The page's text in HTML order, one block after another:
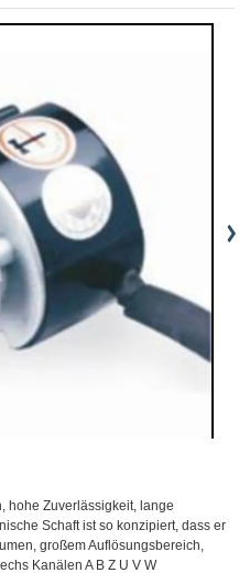
hohe Zuverlässigkeit, lange
Schaft ist so konzipiert, dass er
großem Auflösungsbereich,
Kanälen A B Z U V W